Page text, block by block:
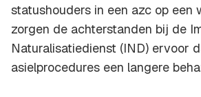
statushouders in een azc op een
zorgen de achterstanden bij de
Naturalisatiedienst (IND) ervoor
asielprocedures een langere